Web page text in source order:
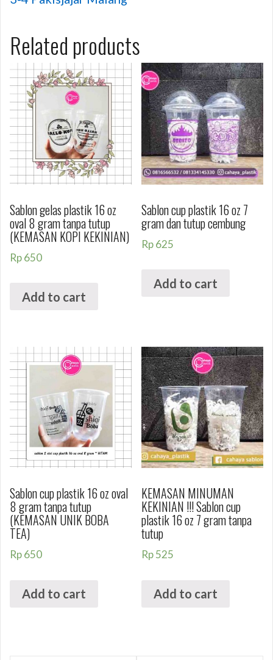
Related products
Sablon gelas plastik 16 oz
oval 8 gram tanpa tutup
(KEMASAN KOPI KEKINIAN)
Rp650
Add to cart
Sablon cup plastik 16 oz 7
gram dan tutup cembung
Rp625
Add to cart
Sablon cup plastik 16 oz oval
8 gram tanpa tutup
(KEMASAN UNIK BOBA
TEA)
Rp650
Add to cart
KEMASAN MINUMAN
KEKINIAN !!! Sablon cup
plastik 16 oz 7 gram tanpa
tutup
Rp525
Add to cart